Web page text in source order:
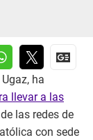
ha
llevar a las
las redes de
con sede